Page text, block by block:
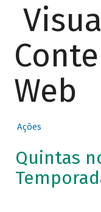
Web
Ações
Quintas